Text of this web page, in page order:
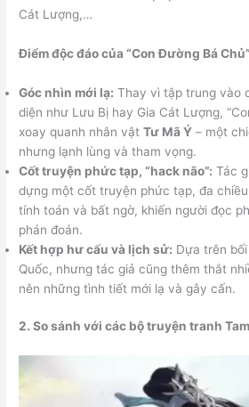
Cát Lượng,…
Điểm độc đáo của “Con Đường Bá
Góc nhìn mới lạ: Thay vì tập trung vào
diện như Lưu Bị hay Gia Cát Lượng,
xoay quanh nhân vậtTư Mã Ý – một
nhưng lạnh lùng và tham vọng.
Cốt truyện phức tạp, “hack não”: Tác
dựng một cốt truyện phức tạp, đa
tính toán và bất ngờ, khiến người đọc
phán đoán.
Kết hợp hư cấu và lịch sử: Dựa trên
Quốc, nhưng tác giả cũng thêm thắt
nên những tình tiết mới lạ và gây cấn.
2. So sánh với các bộ truyện tranh